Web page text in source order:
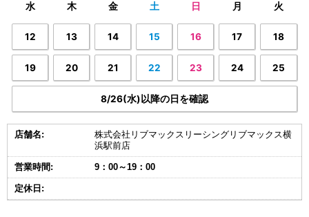
水 木 金 土 日 月 火
12 13 14 15 16 17 18
19 20 21 22 23 24 25
8/26(水)以降の日を確認
店舗名:
株式会社リブマックスリーシングリブマックス横
浜駅前店
営業時間: 9：00～19：00
定休日: